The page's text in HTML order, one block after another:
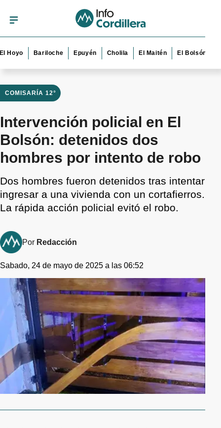
Bariloche Epuyén Cholila El Maitén El Bolsón Esquel
COMISARÍA 12°
Intervención policial en El
Bolsón: detenidos dos
hombres por intento de robo
Dos hombres fueron detenidos tras intentar
ingresar a una vivienda con un cortafierros.
La rápida acción policial evitó el robo.
Por Redacción
Sabado, 24 de mayo de 2025 a las 06:52